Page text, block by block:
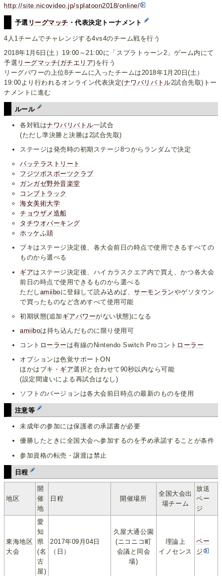
http://site.nicovideo.jp/splatoon2018/online/
予選 リーグマッチ ・代表決定トーナメント
4人1チームでチャレンジする4vs4のチーム戦を行う
2018年1月6日(土）19:00～21:00に「スプラトゥーン2」ゲーム内にて
予選 リーグマッチ(ガチエリア)を行う
リーグパワーの上位8チームに入ったチームは2018年1月20日(土）
19:00より行われるオンライン代表決定(ナワバリバトル2試合先取)トー
ナメントに進む
ルール
各対戦はナワバリバトル一試合
(ただし準決勝と決勝は2試合先取)
ステージは発売時の初期ステージ8つからランダムで決定
バッテラストリート
フジツボスポーツクラブ
ガンガゼ野外音楽堂
コンブトラック
海女美術大学
チョウザメ造船
タチウオパーキング
ホッケふ頭
ブキはステージ決定後、各大会前日の時点で使用できるすべての
ものから選べる
ギアはステージ決定後、ハイカラスクエア内で買え、かつ各大会
前日の時点で使用できるものから選べる
ただし amiiboに登録して読み込めば、サーモンランやゲソタウン
で買ったものなど含めすべて使用可能
初期状態(追加 ギアパワーがない状態)になる
amiiboは持ち込んだものに限り使用可
コント ローラー は有線のNintendo Switch Proコント ローラー
オプションは色覚サポートON
ほかはブキ・ ギア選択と合わせて90秒以内なら可能
(設定間違いによる再試合はなし)
ソフトのバージョンは各大会前日時点の最新のものを使用
注意等
未成年の参加には保護者の承諾書が必要
優勝したときに全国大会へ参加するのを予め承諾することが条件
参加資格の転売・譲渡は禁止
日程
地区
開
催
地
日程 開催場所
全国大会出
場チーム
放送
ペー
ジ
東海地区
大会
愛
知
県
(名
古
屋)
2017年09月04日
（日）
久屋大通公園
(ニコニコ町
会議と同会
場)
理論上
イノセンス
ペー
ジ